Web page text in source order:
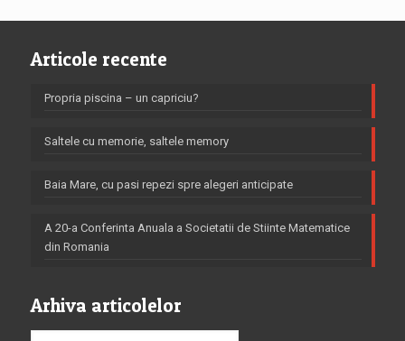
Articole recente
Propria piscina – un capriciu?
Saltele cu memorie, saltele memory
Baia Mare, cu pasi repezi spre alegeri anticipate
A 20-a Conferinta Anuala a Societatii de Stiinte Matematice
din Romania
Arhiva articolelor